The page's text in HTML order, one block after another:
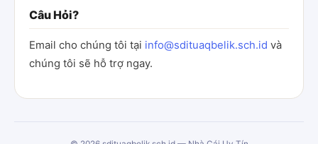
Câu Hỏi?
Email cho chúng tôi tại info@sdituaqbelik.sch.id và
chúng tôi sẽ hỗ trợ ngay.